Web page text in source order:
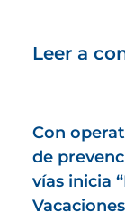
Leer a
Con
de
vías inicia